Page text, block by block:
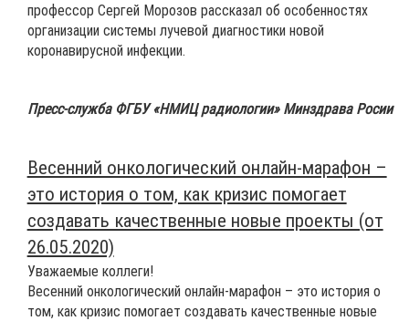
профессор Сергей Морозов рассказал об особенностях
организации системы лучевой диагностики новой
коронавирусной инфекции.
Пресс-служба ФГБУ «НМИЦ радиологии» Минздрава Росии
Весенний онкологический онлайн-марафон –
это история о том, как кризис помогает
создавать качественные новые проекты (от
26.05.2020)
Уважаемые коллеги!
Весенний онкологический онлайн-марафон – это история о
том, как кризис помогает создавать качественные новые